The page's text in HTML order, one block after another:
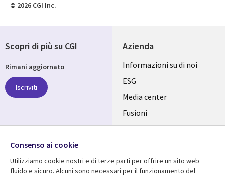
© 2026 CGI Inc.
Azienda
Useful
links
ITALY
IT
Informazioni su di noi
ESG
Media center
Fusioni
Investitori
Scopri di più su CGI
Rimani aggiornato
Iscriviti
Consenso ai cookie
Utilizziamo cookie nostri e di terze parti per offrire un sito web
fluido e sicuro. Alcuni sono necessari per il funzionamento del